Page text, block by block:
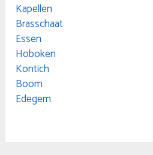
Kapellen
Brasschaat
Essen
Hoboken
Kontich
Boom
Edegem